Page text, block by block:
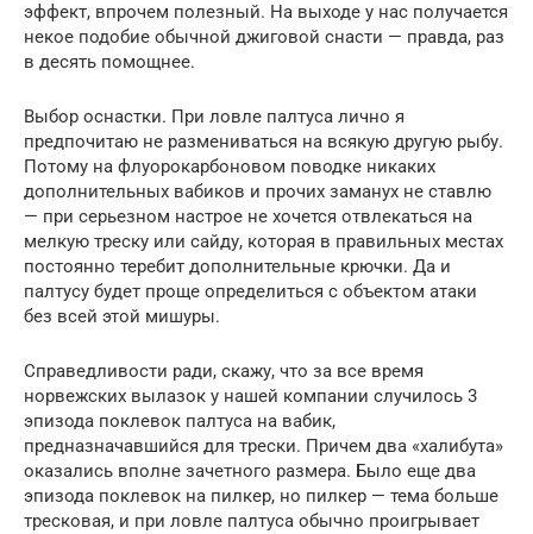
эффект, впрочем полезный. На выходе у нас получается
некое подобие обычной джиговой снасти — правда, раз
в десять помощнее.
Выбор оснастки. При ловле палтуса лично я
предпочитаю не размениваться на всякую другую рыбу.
Потому на флуорокарбоновом поводке никаких
дополнительных вабиков и прочих заманух не ставлю
— при серьезном настрое не хочется отвлекаться на
мелкую треску или сайду, которая в правильных местах
постоянно теребит дополнительные крючки. Да и
палтусу будет проще определиться с объектом атаки
без всей этой мишуры.
Справедливости ради, скажу, что за все время
норвежских вылазок у нашей компании случилось 3
эпизода поклевок палтуса на вабик,
предназначавшийся для трески. Причем два «халибута»
оказались вполне зачетного размера. Было еще два
эпизода поклевок на пилкер, но пилкер — тема больше
тресковая, и при ловле палтуса обычно проигрывает